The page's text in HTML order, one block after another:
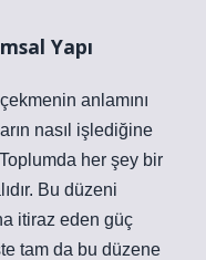
Yapı
anlamını
nasıl işlediğine
her şey bir
Bu düzeni
itiraz eden güç
tam da bu düzene